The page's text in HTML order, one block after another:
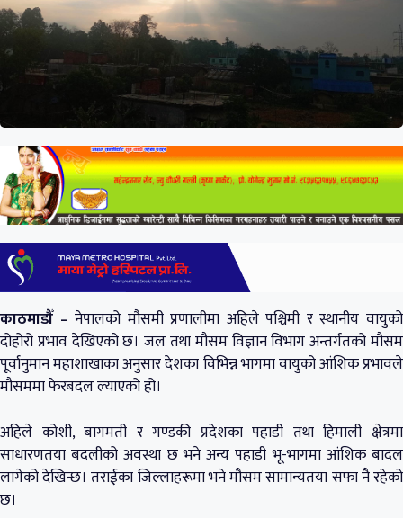
काठमाडौँ – नेपालको मौसमी प्रणालीमा अहिले पश्चिमी र स्थानीय वायुको
दोहोरो प्रभाव देखिएको छ। जल तथा मौसम विज्ञान विभाग अन्तर्गतको मौसम
पूर्वानुमान महाशाखाका अनुसार देशका विभिन्न भागमा वायुको आंशिक प्रभावले
मौसममा फेरबदल ल्याएको हो।
अहिले कोशी, बागमती र गण्डकी प्रदेशका पहाडी तथा हिमाली क्षेत्रमा
साधारणतया बदलीको अवस्था छ भने अन्य पहाडी भू-भागमा आंशिक बादल
लागेको देखिन्छ। तराईका जिल्लाहरूमा भने मौसम सामान्यतया सफा नै रहेको
छ।